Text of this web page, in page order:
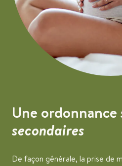
Une ordonnance
secondaires
De façon générale, la prise de